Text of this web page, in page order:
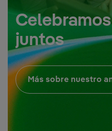
Celebramos
juntos
Más sobre nuestro